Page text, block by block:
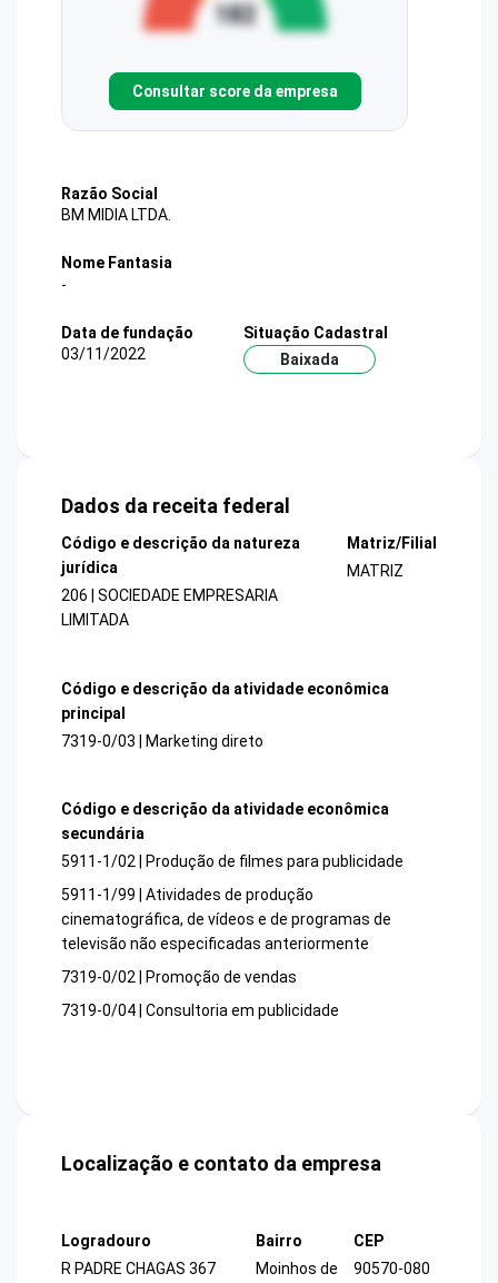
Consultar score da empresa
Razão Social
BM MIDIA LTDA.
Nome Fantasia
-
Data de fundação
03/11/2022
Situação Cadastral
Baixada
Dados da receita federal
Código e descrição da natureza
jurídica
206 | SOCIEDADE EMPRESARIA
LIMITADA
Matriz/Filial
MATRIZ
Código e descrição da atividade econômica
principal
7319-0/03 | Marketing direto
Código e descrição da atividade econômica
secundária
5911-1/02 | Produção de filmes para publicidade
5911-1/99 | Atividades de produção
cinematográfica, de vídeos e de programas de
televisão não especificadas anteriormente
7319-0/02 | Promoção de vendas
7319-0/04 | Consultoria em publicidade
Localização e contato da empresa
Logradouro
R PADRE CHAGAS 367
Bairro
Moinhos de
CEP
90570-080